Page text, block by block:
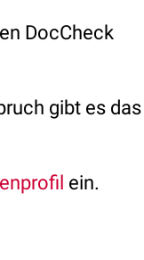
DocCheck
gibt es das
ein.